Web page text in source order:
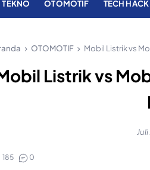
TEKNO OTOMOTIF TECH HACK
OTOMOTIF Mobil Listrik vs
Listrik vs
185 0